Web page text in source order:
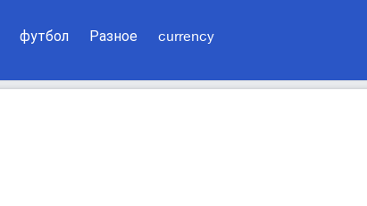
футбол Разное currency